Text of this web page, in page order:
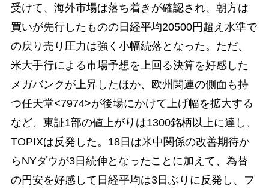
受けて、海外市場は落ち着きが確認され、朝方は
買いが先行したものの日経平均20500円超え水準で
の戻り売り圧力は強く小幅続落となった。ただ、
米大手行による市場予想を上回る決算を好感した
メガバンクが上昇したほか、欧州関連の側面も持
つ任天堂<7974>が後場にかけて上げ幅を拡大する
など、東証1部の値上がりは1300銘柄以上に達し、
TOPIXは反発した。18日は米中関係の改善期待か
らNYダウが3日続伸となったことに加えて、為替
の円安を好感して日経平均は3日ぶりに反発し、フ